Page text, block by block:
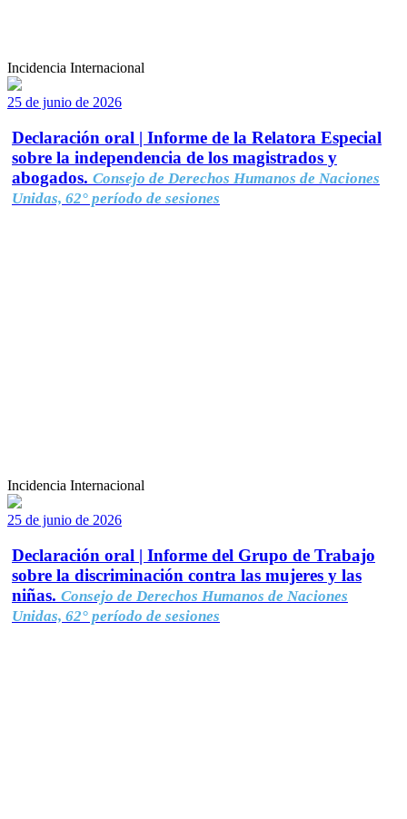
Incidencia Internacional
25 de junio de 2026
Declaración oral | Informe de la Relatora Especial
sobre la independencia de los magistrados y
abogados. Consejo de Derechos Humanos de Naciones
Unidas, 62° período de sesiones
Incidencia Internacional
25 de junio de 2026
Declaración oral | Informe del Grupo de Trabajo
sobre la discriminación contra las mujeres y las
niñas. Consejo de Derechos Humanos de Naciones
Unidas, 62° período de sesiones